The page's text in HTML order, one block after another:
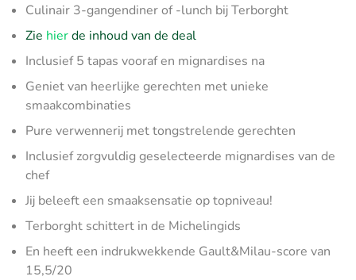
Culinair 3-gangendiner of -lunch bij Terborght
Zie hierde inhoud van de deal
Inclusief 5 tapas vooraf en mignardises na
Geniet van heerlijke gerechten met unieke
smaakcombinaties
Pure verwennerij met tongstrelende gerechten
Inclusief zorgvuldig geselecteerde mignardises van de
chef
Jij beleeft een smaaksensatie op topniveau!
Terborght schittert in de Michelingids
En heeft een indrukwekkende Gault&Milau-score van
15,5/20